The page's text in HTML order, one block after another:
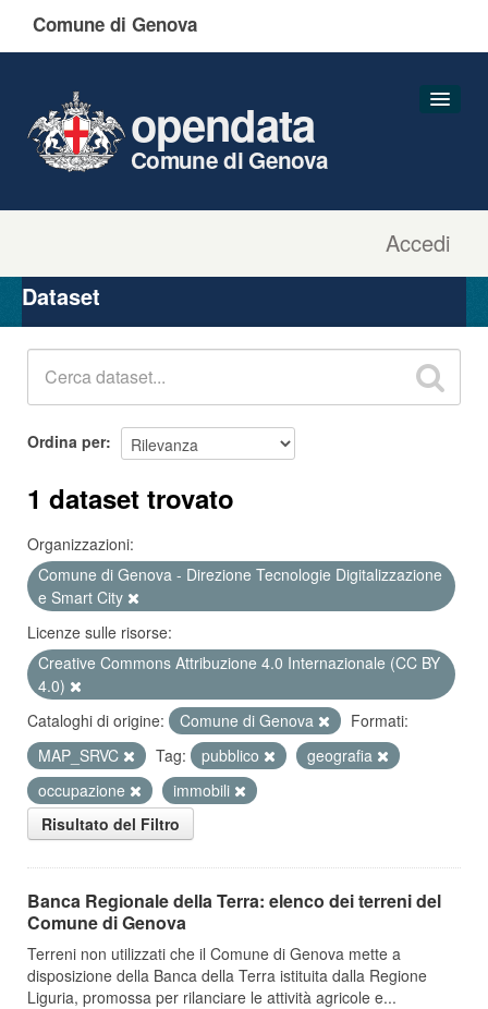
Comune di Genova
Accedi
opendata
Comune di Genova
Organizzazioni
Gruppi
Dataset
Ordina per
1 dataset trovato
Organizzazioni:
Comune di Genova - Direzione Tecnologie Digitalizzazione
e Smart City
Licenze sulle risorse:
Creative Commons Attribuzione 4.0 Internazionale (CC BY
4.0)
Cataloghi di origine:
Comune di Genova
Formati:
MAP_SRVC
Tag: pubblico
geografia
occupazione
immobili
Risultato del Filtro
Banca Regionale della Terra: elenco dei terreni del
Comune di Genova
Terreni non utilizzati che il Comune di Genova mette a
disposizione della Banca della Terra istituita dalla Regione
Liguria, promossa per rilanciare le attività agricole e...